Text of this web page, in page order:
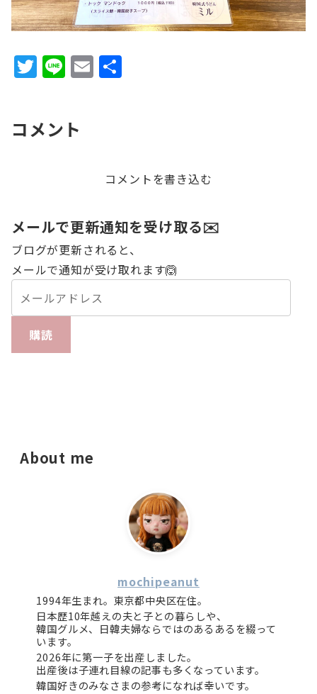
T
w
te
Li
n
E
m
コメント
コメントを書き込む
メールで更新通知を受け取る✉️
ブログが更新されると、
メールで通知が受け取れます🙆
購読
About me
mochipeanut
1994年生まれ。東京都中央区在住。
日本歴10年越えの夫と子との暮らしや、
韓国グルメ、日韓夫婦ならではのあるあるを綴って
います。
2026年に第一子を出産しました。
出産後は子連れ目線の記事も多くなっています。
韓国好きのみなさまの参考になれば幸いです。